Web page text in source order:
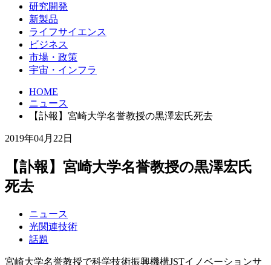
研究開発
新製品
ライフサイエンス
ビジネス
市場・政策
宇宙・インフラ
HOME
ニュース
【訃報】宮崎大学名誉教授の黒澤宏氏死去
2019年04月22日
【訃報】宮崎大学名誉教授の黒澤宏氏
死去
ニュース
光関連技術
話題
宮崎大学名誉教授で科学技術振興機構JSTイノベーションサ